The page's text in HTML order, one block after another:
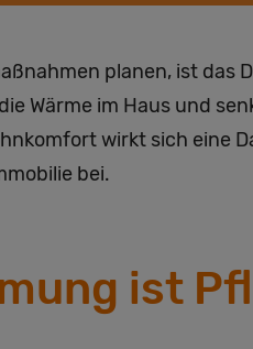
planen, ist
Wärme im Haus und
wirkt sich eine
bei.
ist